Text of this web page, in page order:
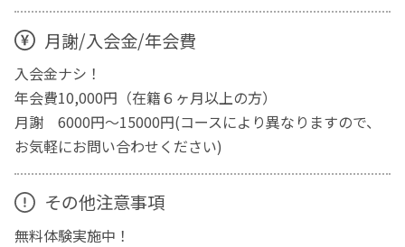
月謝/入会金/年会費
入会金ナシ！
年会費10,000円（在籍６ヶ月以上の方）
月謝 6000円～15000円(コースにより異なりますので、
お気軽にお問い合わせください)
その他注意事項
無料体験実施中！